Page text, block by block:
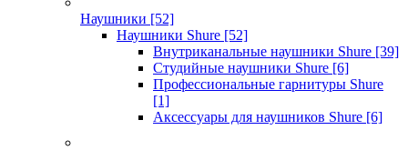
Наушники [52]
Наушники Shure [52]
Внутриканальные наушники Shure [39]
Студийные наушники Shure [6]
Профессиональные гарнитуры Shure
[1]
Аксессуары для наушников Shure [6]